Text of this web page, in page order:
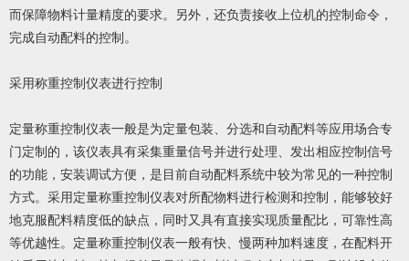
而保障物料计量精度的要求。另外，还负责接收上位机的控制命令，
完成自动配料的控制。
采用称重控制仪表进行控制
定量称重控制仪表一般是为定量包装、分选和自动配料等应用场合专
门定制的，该仪表具有采集重量信号并进行处理、发出相应控制信号
的功能，安装调试方便，是目前自动配料系统中较为常见的一种控制
方式。采用定量称重控制仪表对所配物料进行检测和控制，能够较好
地克服配料精度低的缺点，同时又具有直接实现质量配比，可靠性高
等优越性。定量称重控制仪表一般有快、慢两种加料速度，在配料开